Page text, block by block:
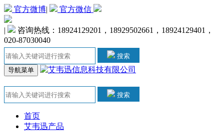
官方微博| 官方微信
|
咨询热线：18924129201，18929502661，18924129401，
020-87030040
搜索
导航菜单
搜索
首页
艾韦迅产品